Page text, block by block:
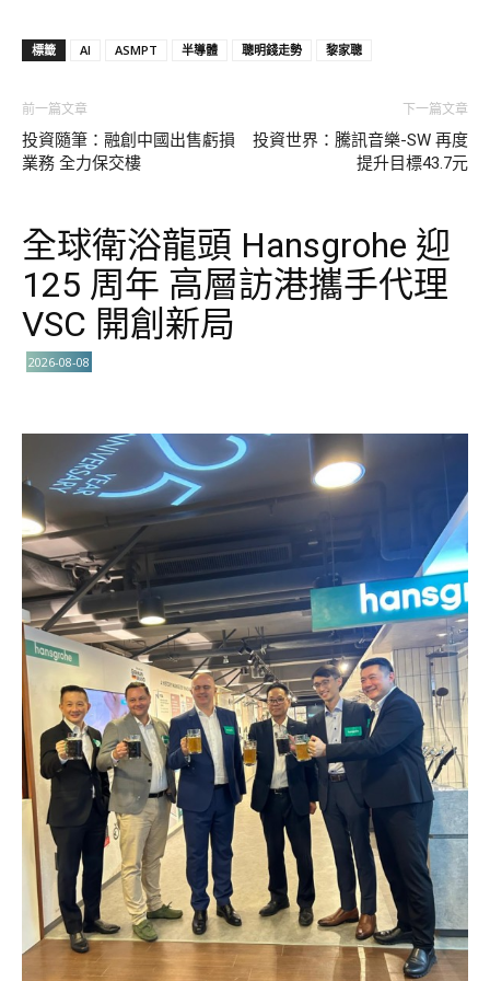
標籤 AI ASMPT 半導體 聰明錢走勢 黎家聰
前一篇文章
投資隨筆：融創中國出售虧損
業務 全力保交樓
下一篇文章
投資世界：騰訊音樂-SW 再度
提升目標43.7元
全球衛浴龍頭 Hansgrohe 迎
125 周年 高層訪港攜手代理
VSC 開創新局
2026-08-08